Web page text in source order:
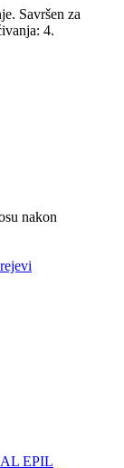
Savršen za
4.
nakon